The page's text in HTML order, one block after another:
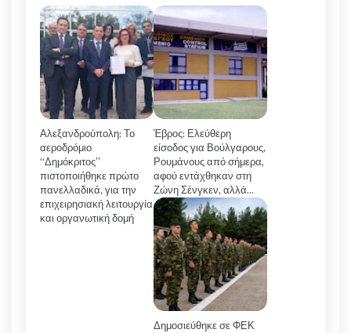
Αλεξανδρούπολη: Το
αεροδρόμιο
“Δημόκριτος”
πιστοποιήθηκε πρώτο
πανελλαδικά, για την
επιχειρησιακή λειτουργία
και οργανωτική δομή
Έβρος: Ελεύθερη
είσοδος για Βούλγαρους,
Ρουμάνους από σήμερα,
αφού εντάχθηκαν στη
Ζώνη Σένγκεν, αλλά…
Δημοσιεύθηκε σε ΦΕΚ